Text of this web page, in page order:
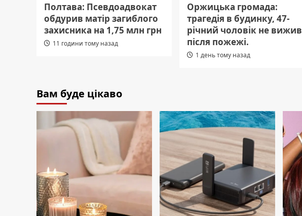
Полтава: Псевдоадвокат
обдурив матір загиблого
захисника на 1,75 млн грн
11 години тому назад
Оржицька громада:
трагедія в будинку, 47-
річний чоловік не вижив
після пожежі.
1 день тому назад
Вам буде цікаво